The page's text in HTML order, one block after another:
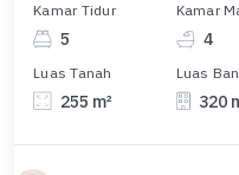
Kamar Tidur
5
Kamar
4
Luas Tanah
255 m²
Luas
320